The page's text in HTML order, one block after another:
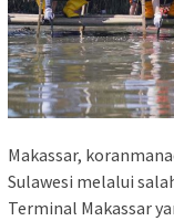
Makassar,
Sulawesi melalui
Terminal Makassar